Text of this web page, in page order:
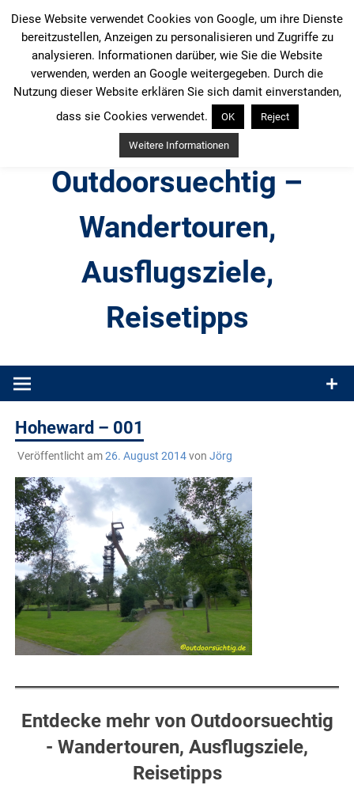
Inhalt
springen
Outdoorsuechtig –
Wandertouren,
Ausflugsziele,
Reisetipps
Produkttests und Buchrezensionen. Ein Blog für alle, die gern
Hoheward – 001
Veröffentlicht am26. August 2014von Jörg
Entdecke mehr von Outdoorsuechtig
- Wandertouren, Ausflugsziele,
Reisetipps
Diese Website verwendet Cookies von Google, um ihre Dienste
bereitzustellen, Anzeigen zu personalisieren und Zugriffe zu
analysieren. Informationen darüber, wie Sie die Website
verwenden, werden an Google weitergegeben. Durch die
Nutzung dieser Website erklären Sie sich damit einverstanden,
dass sie Cookies verwendet.
OK Reject
Weitere Informationen